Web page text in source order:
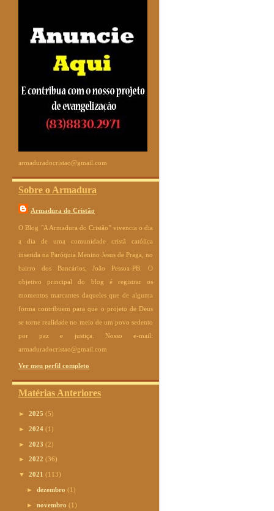
armaduradocristao@gmail.com
Sobre o Armadura
Armadura do Cristão
O Blog "A Armadura do Cristão" vivencia o dia
a dia de uma comunidade cristã católica
inserida na Paróquia Menino Jesus de Praga, no
bairro dos Bancários, João Pessoa-PB. O
objetivo principal do blog é registrar os
momentos marcantes daqueles que de alguma
forma contribuem para que o projeto de Deus
se torne realidade no meio de um povo sedento
por paz e justiça. Nosso e-mail:
armaduradocristao@gmail.com
Ver meu perfil completo
Matérias Anteriores
► 2025 (5)
► 2024 (1)
► 2023 (2)
► 2022 (36)
▼ 2021 (113)
►dezembro(1)
►novembro(1)